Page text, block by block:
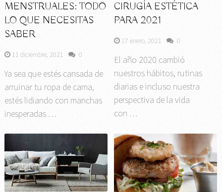
MENSTRUALES: TODO
LO QUE NECESITAS
SABER
11 diciembre, 2021 0
Ya sea que estés cansada de
arruinar tu ropa de cama,
estés lidiando con manchas
inesperadas …
CIRUGÍA ESTÉTICA
PARA 2021
17 enero, 2021 0
El año 2020 cambió
nuestros hábitos, rutinas
diarias e incluso nuestra
perspectiva de la vida
con …